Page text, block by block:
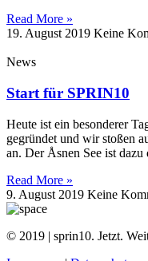
Read More »
19. August 2019 Keine
News
Start für SPRIN10
Heute ist ein besonderer
gegründet und wir stoßen
an. Der Åsnen See ist
Read More »
9. August 2019 Keine
© 2019 | sprin10. Jetzt.